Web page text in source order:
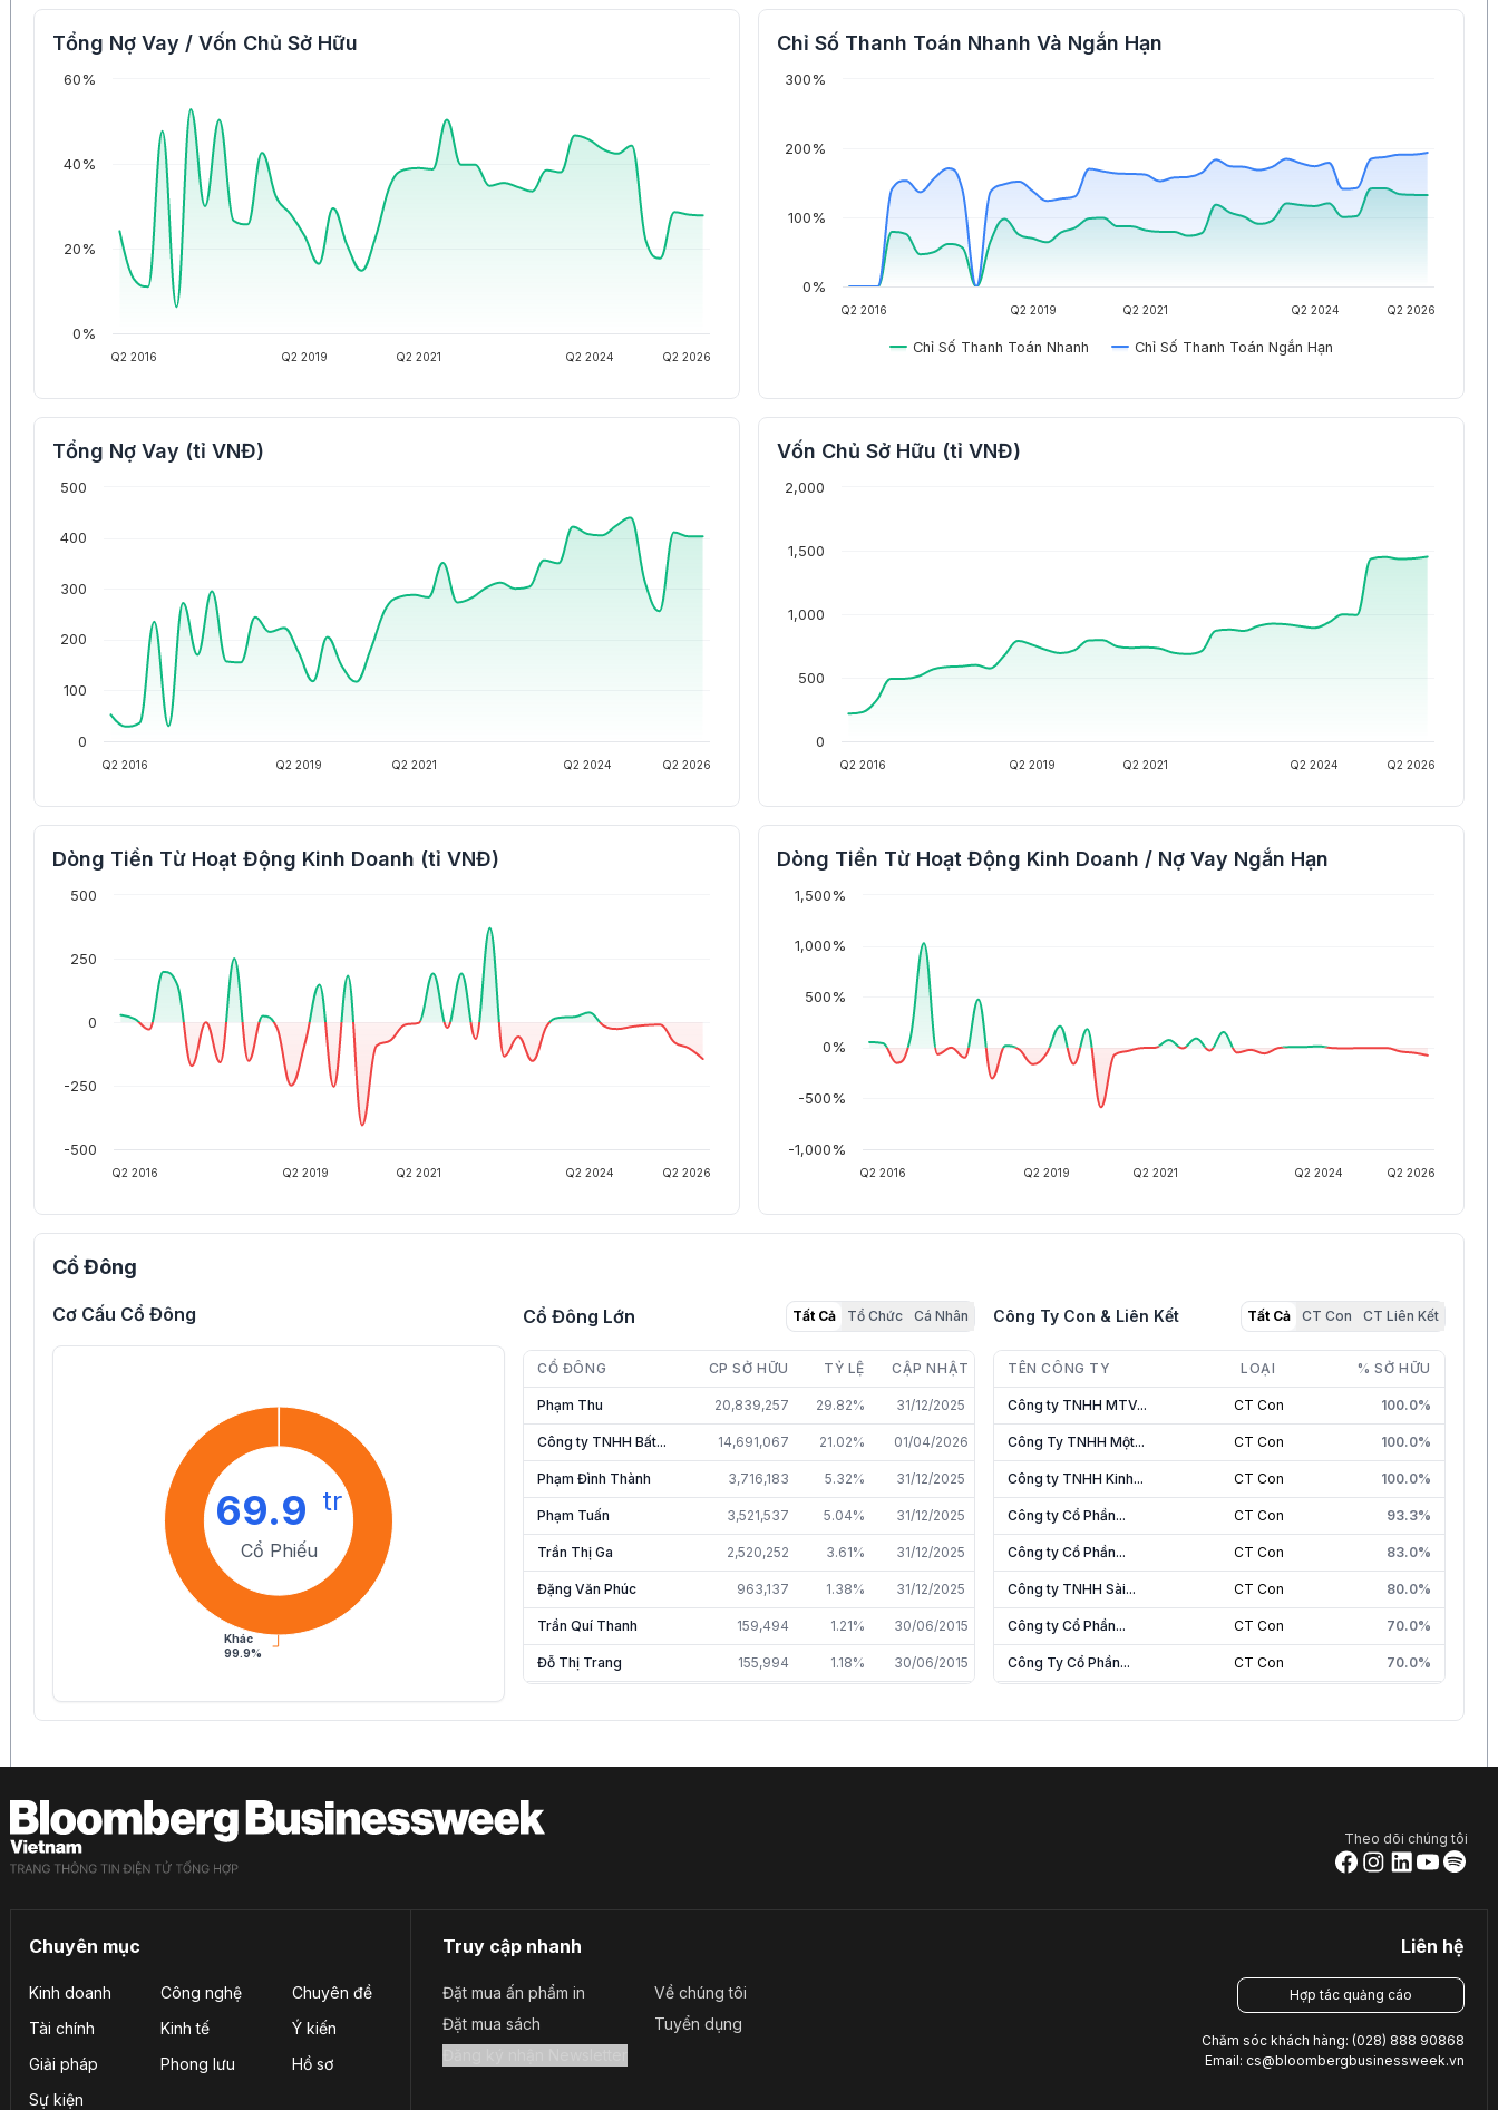
Tổng Nợ Vay / Vốn Chủ Sở Hữu
Q2 2016 Q2 2019 Q2 2021 Q2 2024 Q2 2026
0%
20%
40%
60%
Chỉ Số Thanh Toán Nhanh Và Ngắn Hạn
Chỉ Số Thanh Toán Nhanh Chỉ Số Thanh Toán Ngắn Hạn
Q2 2016 Q2 2019 Q2 2021 Q2 2024 Q2 2026
0%
100%
200%
300%
Tổng Nợ Vay (tỉ VNĐ)
Q2 2016 Q2 2019 Q2 2021 Q2 2024 Q2 2026
0
100
200
300
400
500
Vốn Chủ Sở Hữu (tỉ VNĐ)
Q2 2016 Q2 2019 Q2 2021 Q2 2024 Q2 2026
0
500
1,000
1,500
2,000
Dòng Tiền Từ Hoạt Động Kinh Doanh (tỉ VNĐ)
Q2 2016 Q2 2019 Q2 2021 Q2 2024 Q2 2026
-500
-250
0
250
500
Dòng Tiền Từ Hoạt Động Kinh Doanh / Nợ Vay Ngắn Hạn
Q2 2016 Q2 2019 Q2 2021 Q2 2024 Q2 2026
-1,000%
-500%
0%
500%
1,000%
1,500%
Cổ Đông
Cơ Cấu Cổ Đông
Khác
99.9%
69.9 tr
Cổ Phiếu
Cổ Đông Lớn Tất Cả Tổ Chức Cá Nhân
CỔ ĐÔNG CP SỞ HỮU TỶ LỆ CẬP NHẬT
Phạm Thu 20,839,257 29.82% 31/12/2025
Công ty TNHH Bất... 14,691,067 21.02% 01/04/2026
Phạm Đình Thành 3,716,183 5.32% 31/12/2025
Phạm Tuấn 3,521,537 5.04% 31/12/2025
Trần Thị Ga 2,520,252 3.61% 31/12/2025
Đặng Văn Phúc 963,137 1.38% 31/12/2025
Trần Quí Thanh 159,494 1.21% 30/06/2015
Đỗ Thị Trang 155,994 1.18% 30/06/2015
Hoàng Thị Hương 10,452 0.08% 30/06/2015
Phạm Thao
Phạm Thị Bích Đào
Đinh Thị Nguyệt
Trần Văn Chường
ĐỖ THỊ THANH HẰNG
Công Ty Con & Liên Kết Tất Cả CT Con CT Liên Kết
TÊN CÔNG TY LOẠI % SỞ HỮU
Công ty TNHH MTV... CT Con 100.0%
Công Ty TNHH Một... CT Con 100.0%
Công ty TNHH Kinh... CT Con 100.0%
Công ty Cổ Phần... CT Con 93.3%
Công ty Cổ Phần... CT Con 83.0%
Công ty TNHH Sài... CT Con 80.0%
Công ty Cổ Phần... CT Con 70.0%
Công Ty Cổ Phần... CT Con 70.0%
Công ty Cổ Phần... CT Liên Kết 49.0%
Theo dõi chúng tôi
Chuyên mục
Kinh doanh Công nghệ
Chuyên đề
Tài chính
Kinh tế
Ý kiến
Giải pháp
Phong lưu
Hồ sơ
Sự kiện
Truy cập nhanh
Đặt mua ấn phẩm in
Đặt mua sách
Về chúng tôi
Tuyển dụng
Liên hệ
Hợp tác quảng cáo
Chăm sóc khách hàng: (028) 888 90868
Email: cs@bloombergbusinessweek.vn